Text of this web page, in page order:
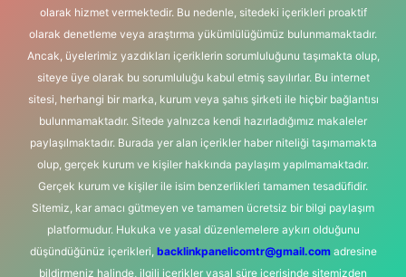
olarak hizmet vermektedir. Bu nedenle, sitedeki içerikleri proaktif
olarak denetleme veya araştırma yükümlülüğümüz bulunmamaktadır.
Ancak, üyelerimiz yazdıkları içeriklerin sorumluluğunu taşımakta olup,
siteye üye olarak bu sorumluluğu kabul etmiş sayılırlar. Bu internet
sitesi, herhangi bir marka, kurum veya şahıs şirketi ile hiçbir bağlantısı
bulunmamaktadır. Sitede yalnızca kendi hazırladığımız makaleler
paylaşılmaktadır. Burada yer alan içerikler haber niteliği taşımamakta
olup, gerçek kurum ve kişiler hakkında paylaşım yapılmamaktadır.
Gerçek kurum ve kişiler ile isim benzerlikleri tamamen tesadüfidir.
Sitemiz, kar amacı gütmeyen ve tamamen ücretsiz bir bilgi paylaşım
platformudur. Hukuka ve yasal düzenlemelere aykırı olduğunu
düşündüğünüz içerikleri, backlinkpanelicomtr@gmail.comadresine
bildirmeniz halinde, ilgili içerikler yasal süre içerisinde sitemizden